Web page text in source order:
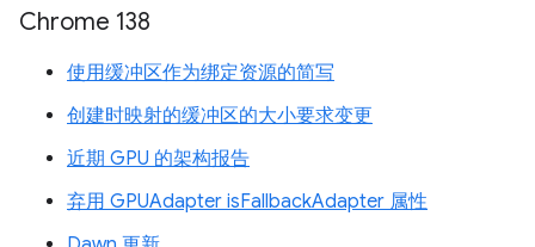
Chrome 138
使用缓冲区作为绑定资源的简写
创建时映射的缓冲区的大小要求变更
近期 GPU 的架构报告
弃用 GPUAdapter isFallbackAdapter 属性